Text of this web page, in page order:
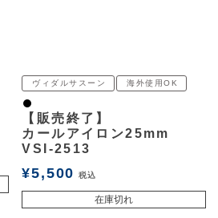
ヴィダルサスーン 海外使用OK
黒
【販売終了】
カールアイロン25mm
VSI-2513
¥5,500 税込
在庫切れ